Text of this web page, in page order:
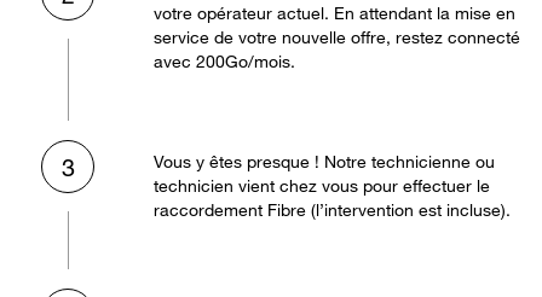
votre opérateur actuel. En attendant la mise en
service de votre nouvelle offre, restez connecté
avec 200Go/mois.
3
Vous y êtes presque ! Notre technicienne ou
technicien vient chez vous pour effectuer le
raccordement Fibre (l’intervention est incluse).